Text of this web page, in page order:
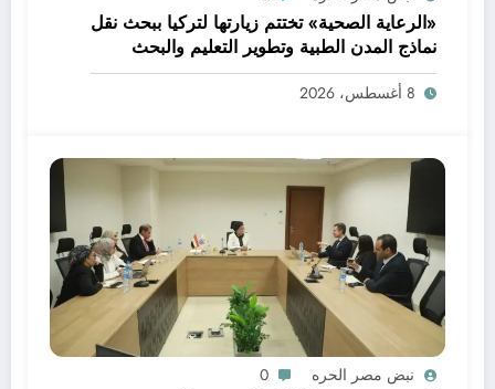
«الرعاية الصحية» تختتم زيارتها لتركيا ببحث نقل
نماذج المدن الطبية وتطوير التعليم والبحث
العلمي
8 أغسطس، 2026
نبض مصر الحره 0